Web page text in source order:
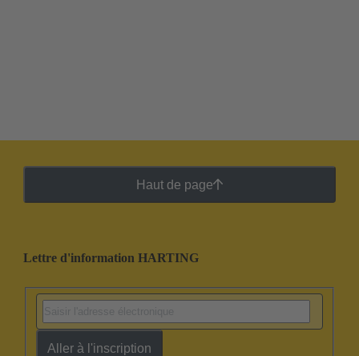
Haut de page
Lettre d'information HARTING
Aller à l'inscription